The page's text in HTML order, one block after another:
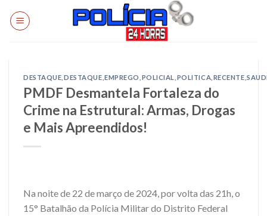
DESTAQUE ,DESTAQUE ,EMPREGO POLICIAL POLITICA RECENTE ,
PMDF Desmantela Fortaleza do
Crime na Estrutural: Armas, Drogas
e Mais Apreendidos!
Na noite de 22 de março de 2024, por volta das 21h, o
15° Batalhão da Polícia Militar do Distrito Federal